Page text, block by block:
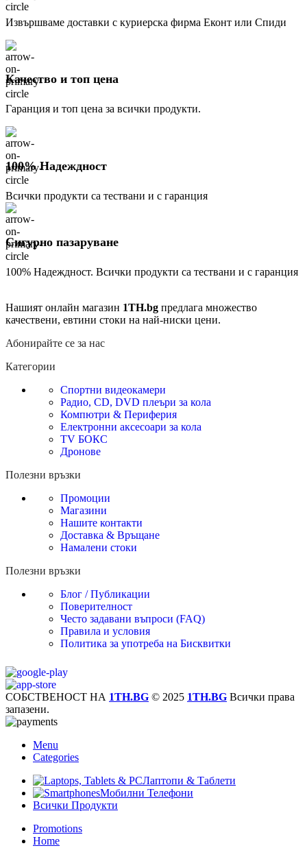
Извършваме доставки с куриерска фирма Еконт или Спиди
Качество и топ цена
Гаранция и топ цена за всички продукти.
100% Надеждност
Всички продукти са тествани и с гаранция
Сигурно пазаруване
100% Надеждност. Всички продукти са тествани и с гаранция
Нашият онлайн магазин 1TH.bg предлага множество
качествени, евтини стоки на най-ниски цени.
Абонирайте се за нас
Категории
Спортни видеокамери
Радио, CD, DVD плеъри за кола
Компютри & Периферия
Електронни аксесоари за кола
TV БОКС
Дронове
Полезни връзки
Промоции
Магазини
Нашите контакти
Доставка & Връщане
Намалени стоки
Полезни връзки
Блог / Публикации
Поверителност
Често задавани въпроси (FAQ)
Правила и условия
Политика за употреба на Бисквитки
СОБСТВЕНОСТ НА 1TH.BG © 2025 1TH.BG Всички права
запазени.
Menu
Categories
Лаптопи & Таблети
Мобилни Телефони
Всички Продукти
Promotions
Home